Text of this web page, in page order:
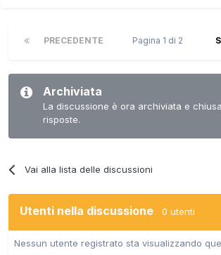
PRECEDENTE Pagina 1 di 2
Archiviata
La discussione è ora archiviata e
risposte.
Vai alla lista delle discussioni
Utenti nella discussione 0 utenti
Nessun utente registrato sta visualizzando